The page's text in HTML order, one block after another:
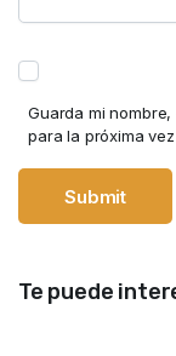
Guarda mi
para la próxima
Te puede